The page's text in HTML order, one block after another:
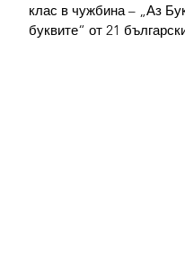
клас в чужбина – „Аз
буквите“ от 21